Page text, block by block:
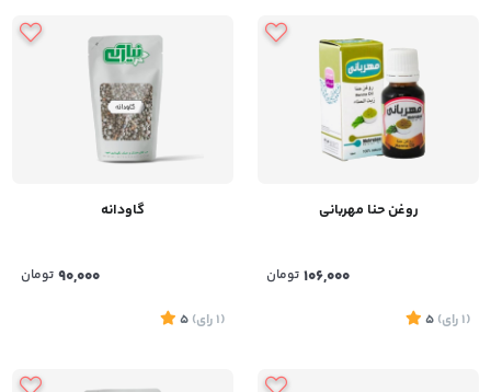
روغن حنا مهربانی
106,000 تومان
(1 رای)
5
گاودانه
90,000 تومان
(1 رای)
5